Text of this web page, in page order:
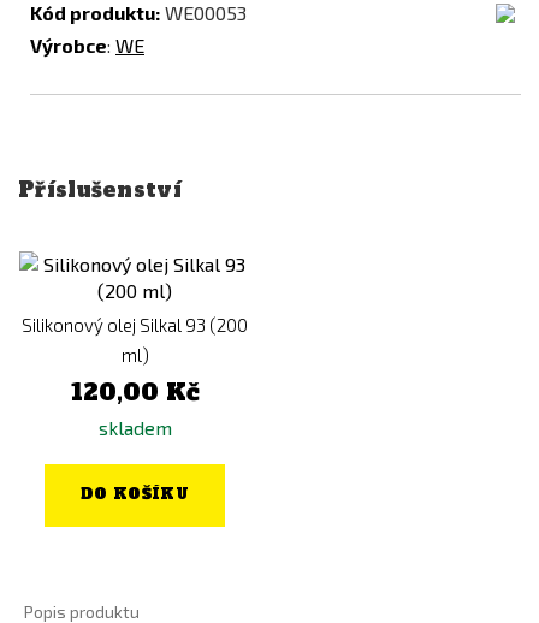
Kód produktu: WE00053
Výrobce: WE
Příslušenství
Silikonový olej Silkal 93 (200
ml)
120,00 Kč
skladem
DO KOŠÍKU
Popis produktu